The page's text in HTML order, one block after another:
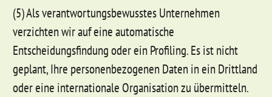
(5) Als verantwortungsbewusstes Unternehmen
verzichten wir auf eine automatische
Entscheidungsfindung oder ein Profiling. Es ist nicht
geplant, Ihre personenbezogenen Daten in ein Drittland
oder eine internationale Organisation zu übermitteln.